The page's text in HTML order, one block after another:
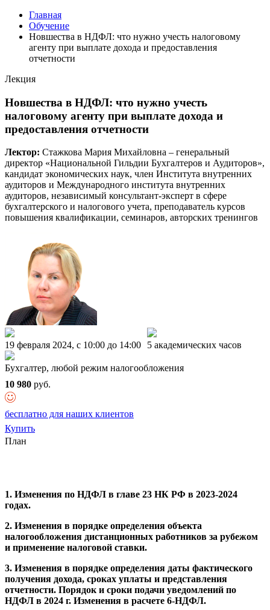
Главная
Обучение
Новшества в НДФЛ: что нужно учесть налоговому
агенту при выплате дохода и предоставления
отчетности
Лекция
Новшества в НДФЛ: что нужно учесть
налоговому агенту при выплате дохода и
предоставления отчетности
Лектор: Стажкова Мария Михайловна – генеральный
директор «Национальной Гильдии Бухгалтеров и Аудиторов»,
кандидат экономических наук, член Института внутренних
аудиторов и Международного института внутренних
аудиторов, независимый консультант-эксперт в сфере
бухгалтерского и налогового учета, преподаватель курсов
повышения квалификации, семинаров, авторских тренингов
19 февраля 2024, c 10:00 до 14:00 5 академических часов
Бухгалтер, любой режим налогообложения
10 980 руб.
бесплатно для наших клиентов
Купить
План
1. Изменения по НДФЛ в главе 23 НК РФ в 2023-2024
годах.
2. Изменения в порядке определения объекта
налогообложения дистанционных работников за рубежом
и применение налоговой ставки.
3. Изменения в порядке определения даты фактического
получения дохода, сроках уплаты и представления
отчетности. Порядок и сроки подачи уведомлений по
НДФЛ в 2024 г. Изменения в расчете 6-НДФЛ.